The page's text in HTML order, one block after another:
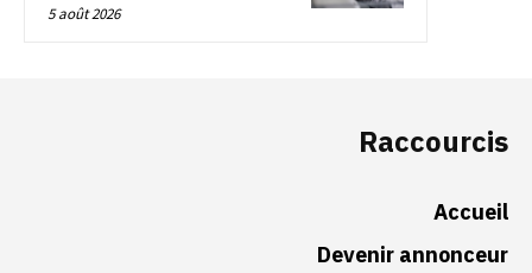
5 août 2026
Raccourcis
Accueil
Devenir annonceur